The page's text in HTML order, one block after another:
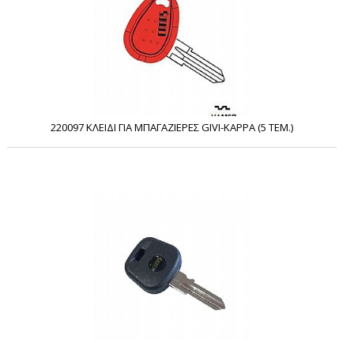
220097 ΚΛΕΙΔΙ ΓΙΑ ΜΠΑΓΑΖΙΕΡΕΣ GIVI-KAPPA (5 ΤΕΜ.)